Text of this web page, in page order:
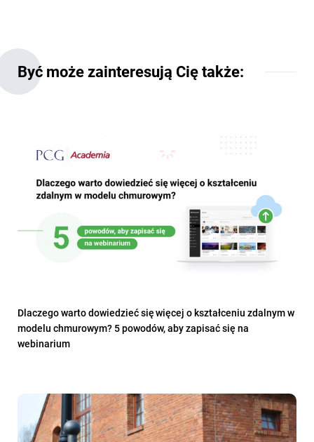
Być może zainteresują Cię także:
Dlaczego warto dowiedzieć się więcej o kształceniu zdalnym w
modelu chmurowym? 5 powodów, aby zapisać się na
webinarium